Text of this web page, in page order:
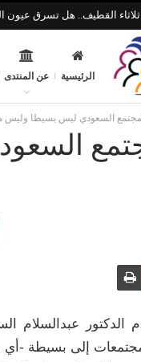
ثلاثاء القطيف.. هل تسرق عيون
الرئيسية عن المنتدى
السعودي ليس بسيطا وليس
عبدالسلام
إلى بسيطة -